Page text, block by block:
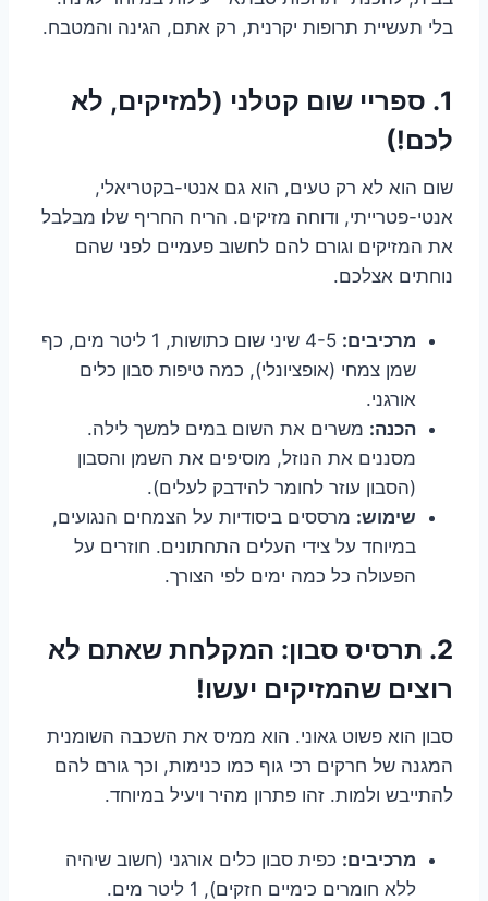
בלי תעשיית תרופות יקרנית, רק אתם, הגינה והמטבח.
1. ספריי שום קטלני (למזיקים, לא
לכם!)
שום הוא לא רק טעים, הוא גם אנטי-בקטריאלי,
אנטי-פטרייתי, ודוחה מזיקים. הריח החריף שלו מבלבל
את המזיקים וגורם להם לחשוב פעמיים לפני שהם
נוחתים אצלכם.
מרכיבים:
4-5 שיני שום כתושות, 1 ליטר מים, כף
שמן צמחי (אופציונלי), כמה טיפות סבון כלים
אורגני.
הכנה: משרים את השום במים למשך לילה.
מסננים את הנוזל, מוסיפים את השמן והסבון
(הסבון עוזר לחומר להידבק לעלים).
שימוש: מרססים ביסודיות על הצמחים הנגועים,
במיוחד על צידי העלים התחתונים. חוזרים על
הפעולה כל כמה ימים לפי הצורך.
2. תרסיס סבון: המקלחת שאתם לא
רוצים שהמזיקים יעשו!
סבון הוא פשוט גאוני. הוא ממיס את השכבה השומנית
המגנה של חרקים רכי גוף כמו כנימות, וכך גורם להם
להתייבש ולמות. זהו פתרון מהיר ויעיל במיוחד.
מרכיבים: כפית סבון כלים אורגני (חשוב שיהיה
ללא חומרים כימיים חזקים), 1 ליטר מים.